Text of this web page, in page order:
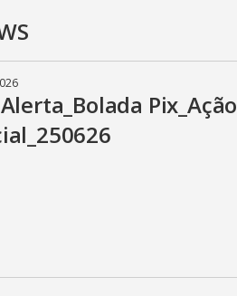
Pix_Ação